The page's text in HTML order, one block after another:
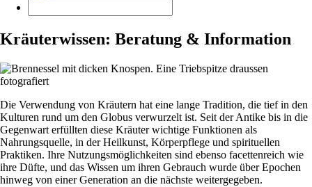
Kräuterwissen: Beratung & Information
Die Verwendung von Kräutern hat eine lange Tradition, die tief in den
Kulturen rund um den Globus verwurzelt ist. Seit der Antike bis in die
Gegenwart erfüllten diese Kräuter wichtige Funktionen als
Nahrungsquelle, in der Heilkunst, Körperpflege und spirituellen
Praktiken. Ihre Nutzungsmöglichkeiten sind ebenso facettenreich wie
ihre Düfte, und das Wissen um ihren Gebrauch wurde über Epochen
hinweg von einer Generation an die nächste weitergegeben.